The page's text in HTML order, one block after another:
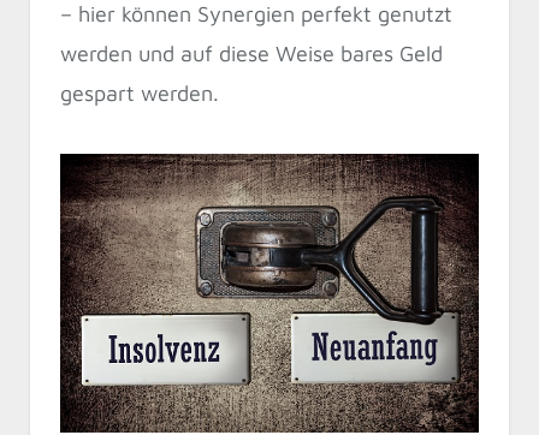
– hier können Synergien perfekt genutzt
werden und auf diese Weise bares Geld
gespart werden.